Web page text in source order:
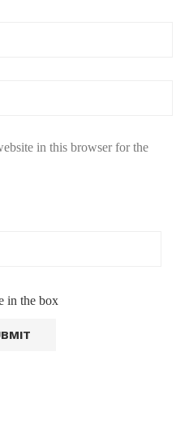
in this browser for the
in the box